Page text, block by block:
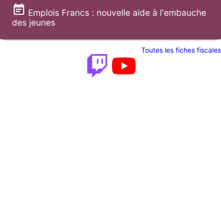
Emplois Francs : nouvelle aide à l'embauche
des jeunes
Toutes les fiches fiscales